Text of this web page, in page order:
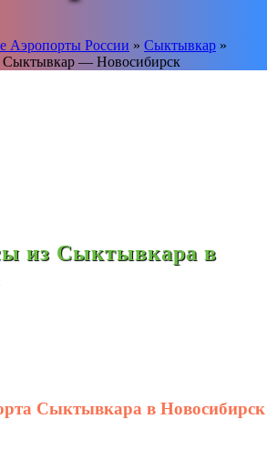
Аэропорты России » Сыктывкар »
Сыктывкар — Новосибирск
из Сыктывкара в
Сыктывкара в Новосибирск